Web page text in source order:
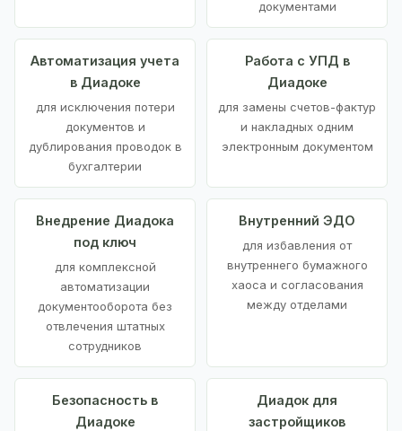
документами
Автоматизация учета
в Диадоке
для исключения потери
документов и
дублирования проводок в
бухгалтерии
Работа с УПД в
Диадоке
для замены счетов-фактур
и накладных одним
электронным документом
Внедрение Диадока
под ключ
для комплексной
автоматизации
документооборота без
отвлечения штатных
сотрудников
Внутренний ЭДО
для избавления от
внутреннего бумажного
хаоса и согласования
между отделами
Безопасность в
Диадоке
Диадок для
застройщиков